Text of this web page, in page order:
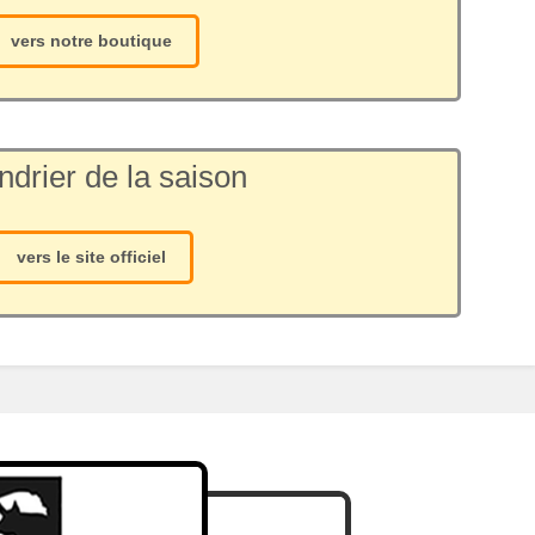
vers notre boutique
de la saison
vers le site officiel